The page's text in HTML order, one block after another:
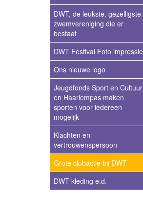
DWT, de leukste, gezelligste
zwemvereniging die er
bestaat
DWT Festival Foto impressie
Ons nieuwe logo
Jeugdfonds Sport en Cultuur
en Haarlempas maken
sporten voor iedereen
mogelijk
Klachten en
vertrouwenspersoon
Grote clubactie bij DWT
DWT kleding e.d.